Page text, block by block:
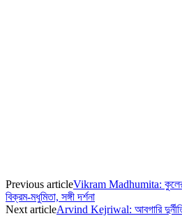
Previous articleVikram Madhumita: কুলের
বিক্রম-মধুমিতা, সঙ্গী দর্শনা
Next articleArvind Kejriwal: আবগারি দুর্নীতি